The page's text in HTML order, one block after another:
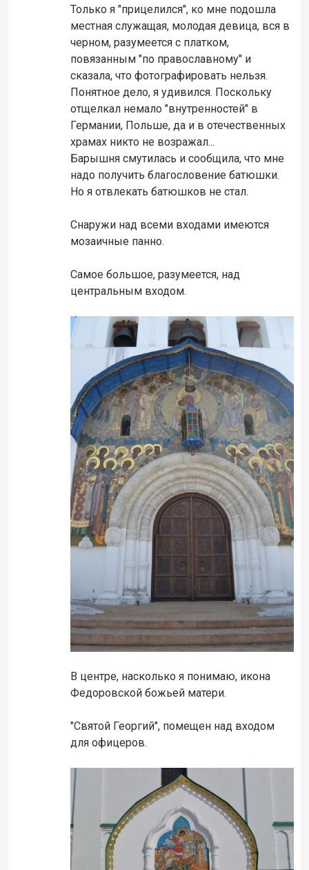
Только я "прицелился", ко мне подошла
местная служащая, молодая девица, вся в
черном, разумеется с платком,
повязанным "по православному" и
сказала, что фотографировать нельзя.
Понятное дело, я удивился. Поскольку
отщелкал немало "внутренностей" в
Германии, Польше, да и в отечественных
храмах никто не возражал...
Барышня смутилась и сообщила, что мне
надо получить благословение батюшки.
Но я отвлекать батюшков не стал.
Снаружи над всеми входами имеются
мозаичные панно.
Самое большое, разумеется, над
центральным входом.
В центре, насколько я понимаю, икона
Федоровской божьей матери.
"Святой Георгий", помещен над входом
для офицеров.